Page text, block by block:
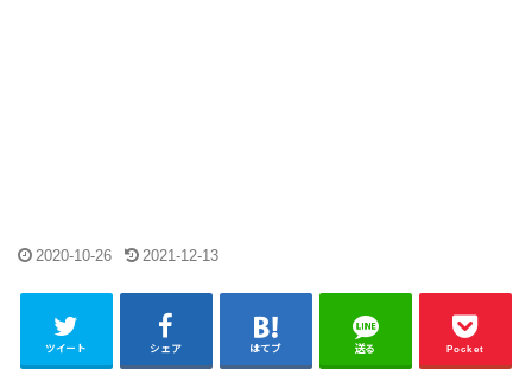
2020-10-26 2021-12-13
ツイート シェア はてブ 送る Pocket